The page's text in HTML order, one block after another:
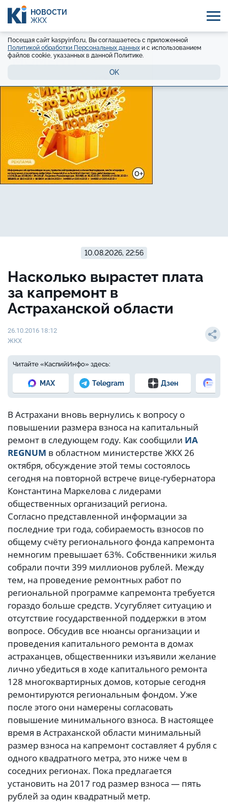
НОВОСТИ
ЖКХ
Посещая сайт kaspyinfo.ru, Вы соглашаетесь с приложенной
Политикой обработки Персональных данных и с использованием
файлов cookie, указанных в данной Политике.
OK
10.08.2026, 22:56
Насколько вырастет плата
за капремонт в
Астраханской области
26.10.2016 18:12
ЖКХ
Читайте «КаспийИнфо» здесь:
MAX Telegram Дзен
В Астрахани вновь вернулись к вопросу о
повышении размера взноса на капитальный
ремонт в следующем году. Как сообщили ИА
REGNUM в областном министерстве ЖКХ 26
октября, обсуждение этой темы состоялось
сегодня на повторной встрече вице-губернатора
Константина Маркелова с лидерами
общественных организаций региона.
Согласно представленной информации за
последние три года, собираемость взносов по
общему счёту регионального фонда капремонта
немногим превышает 63%. Собственники жилья
собрали почти 399 миллионов рублей. Между
тем, на проведение ремонтных работ по
региональной программе капремонта требуется
гораздо больше средств. Усугубляет ситуацию и
отсутствие государственной поддержки в этом
вопросе. Обсудив все нюансы организации и
проведения капитального ремонта в домах
астраханцев, общественники изъявили желание
лично убедиться в ходе капитального ремонта
128 многоквартирных домов, которые сегодня
ремонтируются региональным фондом. Уже
после этого они намерены согласовать
повышение минимального взноса. В настоящее
время в Астраханской области минимальный
размер взноса на капремонт составляет 4 рубля с
одного квадратного метра, это ниже чем в
соседних регионах. Пока предлагается
установить на 2017 год размер взноса — пять
рублей за один квадратный метр.